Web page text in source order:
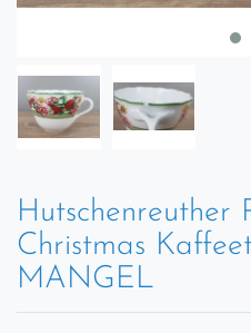
Hutschenreuther
Christmas
MANGEL